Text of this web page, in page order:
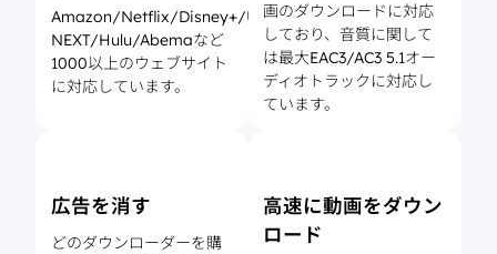
Amazon/Netflix/Disney+/U-
NEXT/Hulu/Abemaなど
1000以上のウェブサイト
に対応しています。
画のダウンロードに対応
しており、音質に関して
は最大EAC3/AC3 5.1オー
ディオトラックに対応し
ています。
広告を消す
どのダウンローダーを購
高速に動画をダウン
ロード